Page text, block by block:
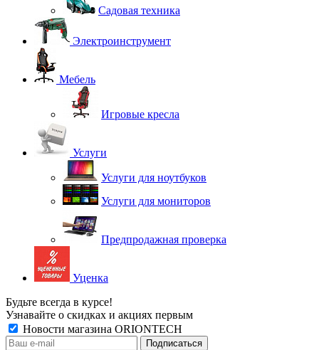
Садовая техника
Электроинструмент
Мебель
Игровые кресла
Услуги
Услуги для ноутбуков
Услуги для мониторов
Предпродажная проверка
Уценка
Будьте всегда в курсе!
Узнавайте о скидках и акциях первым
Новости магазина ORIONTECH